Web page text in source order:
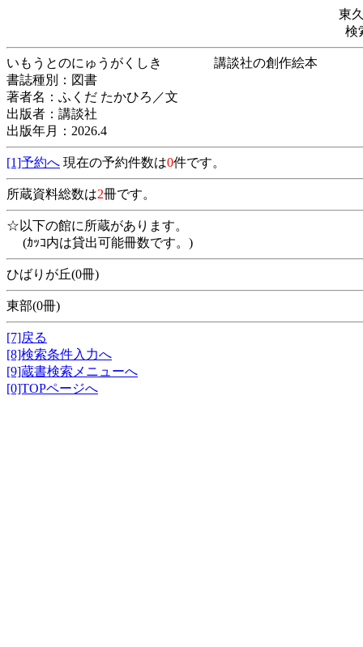
東
検
いもうとのにゅうがくしき 講談社の創作
書誌種別：図書
著者名：ふくだ たかひろ／文
出版者：講談社
出版年月：2026.4
[1]予約へ 現在の予約件数は0件です。
所蔵資料総数は2冊です。
☆以下の館に所蔵があります。
(ｶｯｺ内は貸出可能冊数です。)
ひばりが丘(0冊)
東部(0冊)
[7]戻る
[8]検索条件入力へ
[9]蔵書検索メニューへ
[0]TOPページへ